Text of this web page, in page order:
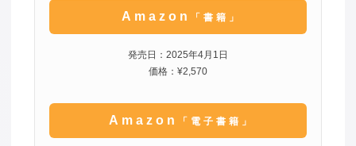
Amazon 「書籍」
発売日：2025年4月1日
価格：¥2,570
Amazon 「電子書籍」